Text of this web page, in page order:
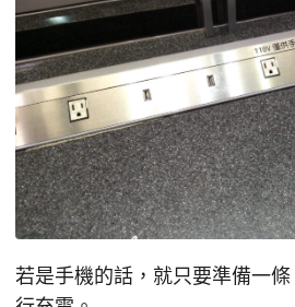
若是手機的話，就只要準備一